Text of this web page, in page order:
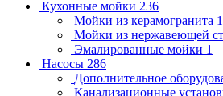
Кухонные мойки 236
Мойки из керамогранита
Мойки из нержавеющей
Эмалированные мойки 1
Насосы 286
Дополнительное
Канализационные